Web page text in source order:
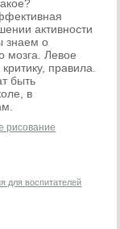
активности
знаем о
мозга. Левое
правила.
быть
в
рисование
для воспитателей